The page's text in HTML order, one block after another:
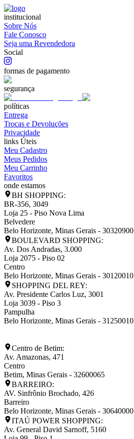
institucional
Sobre Nós
Fale Conosco
Seja uma Revendedora
Social
formas de pagamento
segurança
políticas
Entrega
Trocas e Devoluções
Privacidade
links Úteis
Meu Cadastro
Meus Pedidos
Meu Carrinho
Favoritos
onde estamos
BH SHOPPING:
BR-356, 3049
Loja 25 - Piso Nova Lima
Belvedere
Belo Horizonte, Minas Gerais - 30320900
BOULEVARD SHOPPING:
Av. Dos Andradas, 3.000
Loja 2075 - Piso 02
Centro
Belo Horizonte, Minas Gerais - 30120010
SHOPPING DEL REY:
Av. Presidente Carlos Luz, 3001
Loja 3039 - Piso 3
Pampulha
Belo Horizonte, Minas Gerais - 31250010
Centro de Betim:
Av. Amazonas, 471
Centro
Betim, Minas Gerais - 32600065
BARREIRO:
AV. Sinfrônio Brochado, 426
Barreiro
Belo Horizonte, Minas Gerais - 30640000
ITAÚ POWER SHOPPING:
Av. General David Sarnoff, 5160